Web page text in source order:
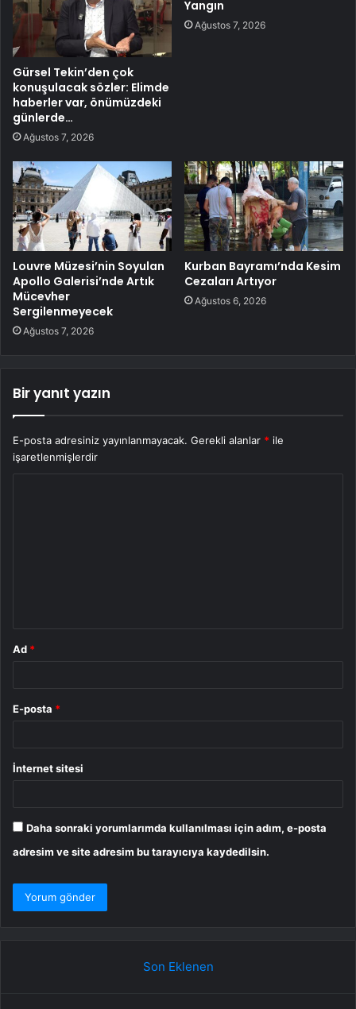
Gürsel Tekin’den çok
konuşulacak sözler: Elimde
haberler var, önümüzdeki
günlerde…
Ağustos 7, 2026
Yangın
Ağustos 7, 2026
Louvre Müzesi’nin Soyulan
Apollo Galerisi’nde Artık
Mücevher
Sergilenmeyecek
Ağustos 7, 2026
Kurban Bayramı’nda Kesim
Cezaları Artıyor
Ağustos 6, 2026
Bir yanıt yazın
E-posta adresiniz yayınlanmayacak. Gerekli alanlar * ile
işaretlenmişlerdir
Ad *
E-posta *
İnternet sitesi
Daha sonraki yorumlarımda kullanılması için adım, e-posta
adresim ve site adresim bu tarayıcıya kaydedilsin.
Son Eklenen